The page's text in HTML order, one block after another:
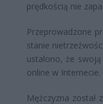
prędkością nie
Przeprowadzone
stanie
ustalono, że
online w Internecie.
Mężczyzna został